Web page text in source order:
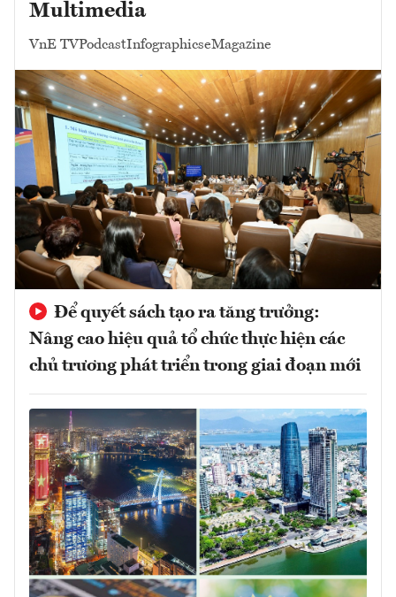
Multimedia
VnE TVPodcastInfographicseMagazine
Để quyết sách tạo ra tăng trưởng:
Nâng cao hiệu quả tổ chức thực hiện các
chủ trương phát triển trong giai đoạn mới